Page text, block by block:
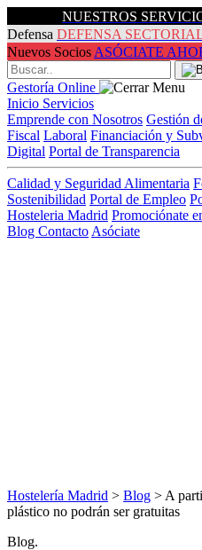
NUESTROS
Defensa DEFENSA
Nuevos Socios ASÓCIATE
Gestoría Online
Inicio Servicios
Emprende con Nosotros Gestión
Fiscal Laboral Financiación y
Digital Portal de Transparencia
Calidad y Seguridad Alimentaria
Sostenibilidad Portal de Empleo
Hosteleria Madrid Promociónate
Blog Contacto Asóciate
Hostelería Madrid > Blog > A
plástico no podrán ser gratuitas
Blog.